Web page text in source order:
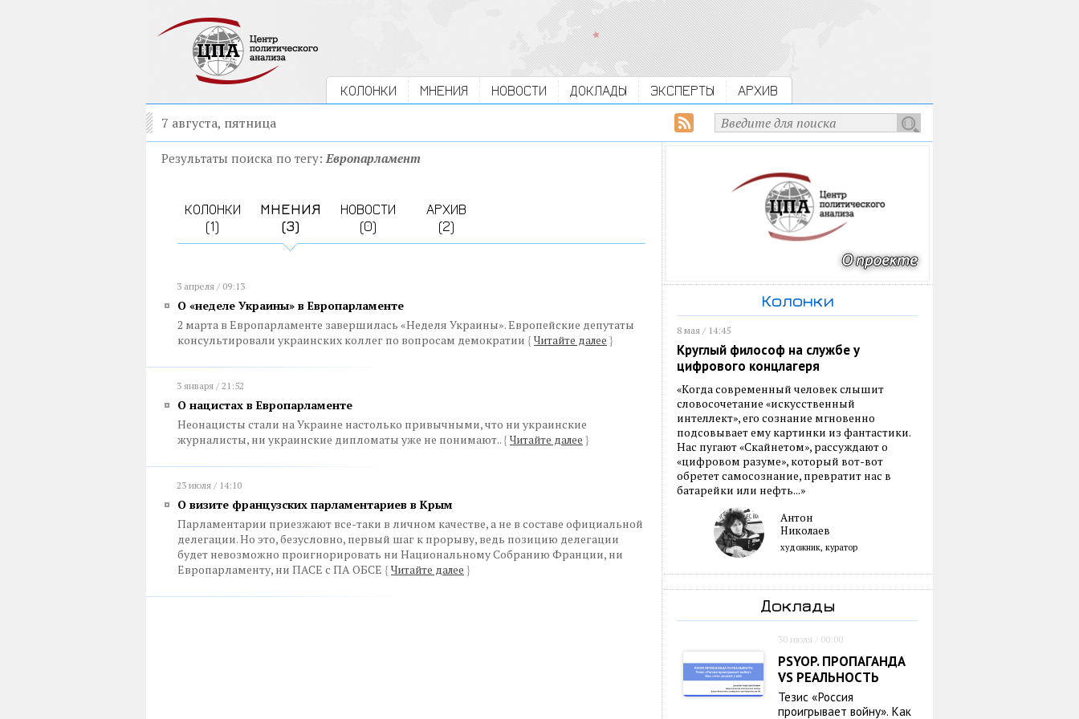
КОЛОНКИ МНЕНИЯ НОВОСТИ ДОКЛАДЫ ЭКСПЕРТЫ АРХИВ
7 августа, пятница
Результаты поиска по тегу:Европарламент
КОЛОНКИ
(1)
МНЕНИЯ
(3)
НОВОСТИ
(0)
АРХИВ
(2)
3 апреля / 09:13
О «неделе Украины» в Европарламенте
2 марта в Европарламенте завершилась «Неделя Украины». Европейские депутаты
консультировали украинских коллег по вопросам демократии { Читайте далее }
3 января / 21:52
О нацистах в Европарламенте
Неонацисты стали на Украине настолько привычными, что ни украинские
журналисты, ни украинские дипломаты уже не понимают.. { Читайте далее }
23 июля / 14:10
О визите французских парламентариев в Крым
Парламентарии приезжают все-таки в личном качестве, а не в составе официальной
делегации. Но это, безусловно, первый шаг к прорыву, ведь позицию делегации
будет невозможно проигнорировать ни Национальному Собранию Франции, ни
Европарламенту, ни ПАСЕ с ПА ОБСЕ { Читайте далее }
Колонки
8 мая / 14:45
Круглый философ на службе у
цифрового концлагеря
«Когда современный человек слышит
словосочетание «искусственный
интеллект», его сознание мгновенно
подсовывает ему картинки из фантастики.
Нас пугают «Скайнетом», рассуждают о
«цифровом разуме», который вот-вот
обретет самосознание, превратит нас в
батарейки или нефть...»
Антон
Николаев
художник, куратор
Доклады
30 июля / 00:00
PSYOP. ПРОПАГАНДА
VS РЕАЛЬНОСТЬ
Тезис «Россия
проигрывает войну». Как